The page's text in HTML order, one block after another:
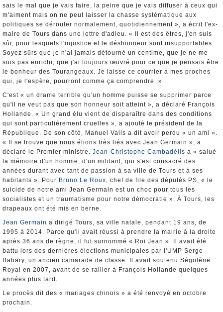
sais le mal que je vais faire, la peine que je vais diffuser à ceux qui
m'aiment mais on ne peut laisser la chasse systématique aux
politiques se dérouler normalement, quotidiennement », a écrit l'ex-
maire de Tours dans une lettre d'adieu. « Il est des êtres, j'en suis
sûr, pour lesquels l'injustice et le déshonneur sont insupportables.
Soyez sûrs que je n'ai jamais détourné un centime, que je ne me
suis pas enrichi, que j'ai toujours œuvré pour ce que je pensais être
le bonheur des Tourangeaux. Je laisse ce courrier à mes proches
qui, je l'espère, pourront comme ça comprendre. »
C'est « un drame terrible qu'un homme puisse se supprimer parce
qu'il ne veut pas que son honneur soit atteint », a déclaré François
Hollande. « Un grand élu vient de disparaître dans des conditions
qui sont particulièrement cruelles », a ajouté le président de la
République. De son côté, Manuel Valls a dit avoir perdu « un ami ».
« Il se trouve que nous étions très liés avec Jean Germain », a
déclaré le Premier ministre. Jean-Christophe Cambadélis a « salué
la mémoire d'un homme, d'un militant, qui s'est consacré des
années durant avec tant de passion à sa ville de Tours et à ses
habitants ». Pour Bruno Le Roux, chef de file des députés PS, « le
suicide de notre ami Jean Germain est un choc pour tous les
socialistes et un traumatisme pour notre démocratie ». À Tours, les
drapeaux ont été mis en berne.
Jean Germain a dirigé Tours, sa ville natale, pendant 19 ans, de
1995 à 2014. Parce qu'il avait réussi à prendre la mairie à la droite
après 36 ans de règne, il fut surnommé « Roi Jean ». Il avait été
battu lors des dernières élections municipales par l'UMP Serge
Babary, un ancien camarade de classe. Il avait soutenu Ségolène
Royal en 2007, avant de se rallier à François Hollande quelques
années plus tard.
Le procès dit des « mariages chinois » a été renvoyé en octobre
prochain.